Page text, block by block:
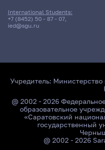
International Students:
+7 (8452) 50 - 87 - 07,
ied@sgu.ru
Учредитель: Министерство
@ 2002 - 2026
образовательное
«Саратовский
государственный
@ 2002 - 2026